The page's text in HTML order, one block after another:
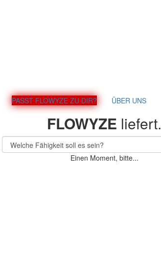
PASST FLOWYZE ZU DIR?
ÜBER UNS
FLOWYZE liefert.
Einen Moment, bitte...